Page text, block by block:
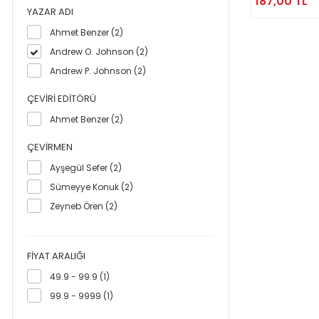
YAZAR ADI
Ahmet Benzer (2)
Andrew O. Johnson (2)
Andrew P. Johnson (2)
ÇEVIRI EDITÖRÜ
Ahmet Benzer (2)
ÇEVIRMEN
Ayşegül Sefer (2)
Sümeyye Konuk (2)
Zeyneb Ören (2)
FIYAT ARALIĞI
49.9 - 99.9 (1)
99.9 - 9999 (1)